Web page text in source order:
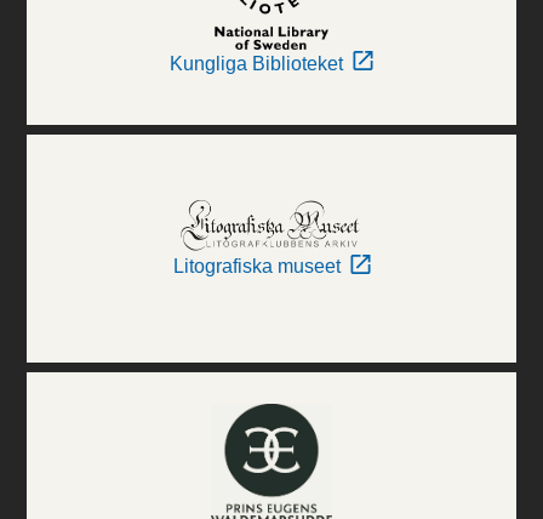
Kungliga Biblioteket
Litografiska museet